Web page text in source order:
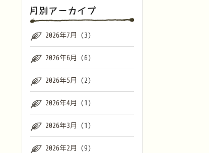
2026年7月 (3)
2026年6月 (6)
2026年5月 (2)
2026年4月 (1)
2026年3月 (1)
2026年2月 (9)